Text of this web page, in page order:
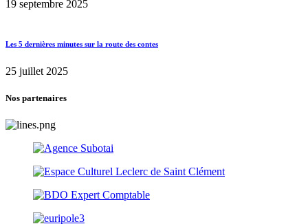
19 septembre 2025
Les 5 dernières minutes sur la route des contes
25 juillet 2025
Nos partenaires